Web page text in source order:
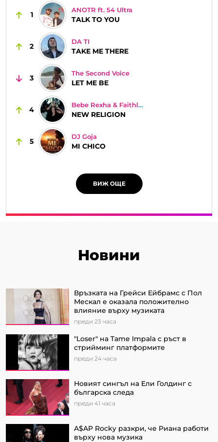
1
ANOTR ft. 54 Ultra
TALK TO YOU
2
DA TI
TAKE ME THERE
3
The Second Voice
LET ME BE
4
Bebe Rexha & Faithless
NEW RELIGION
5
DJ Goja
MI CHICO
ВИЖ ОЩЕ
Новини
Връзката на Грейси Ейбрамс с Пол
Мескал е оказала положително
влияние върху музиката
преди 23 часа
"Loser" на Tame Impala с ръст в
стрийминг платформите
преди 24 часа
Новият сингъл на Ели Голдинг с
българска следа
преди 41 часа
A$AP Rocky разкри, че Риана работи
върху нова музика